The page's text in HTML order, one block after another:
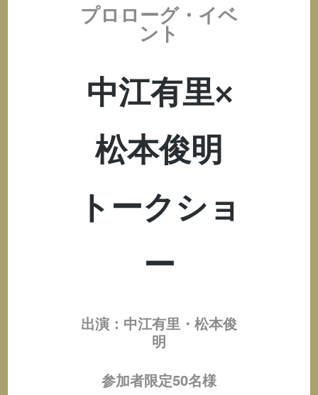
プロローグ・イベ
ント
中江有里×
松本俊明
トークショ
ー
出演：中江有里・松本俊
明
参加者限定50名様